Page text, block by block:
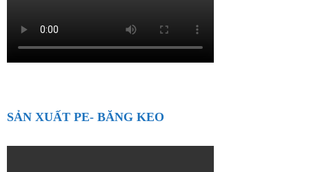
SẢN XUẤT PE- BĂNG KEO